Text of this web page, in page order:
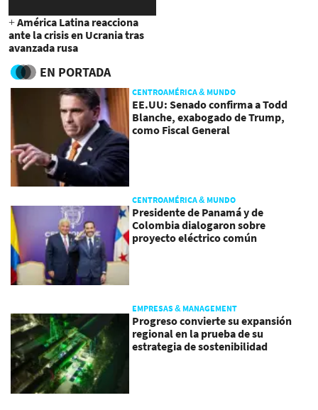
+ América Latina reacciona
ante la crisis en Ucrania tras
avanzada rusa
EN PORTADA
CENTROAMÉRICA & MUNDO
EE.UU: Senado confirma a Todd
Blanche, exabogado de Trump,
como Fiscal General
CENTROAMÉRICA & MUNDO
Presidente de Panamá y de
Colombia dialogaron sobre
proyecto eléctrico común
EMPRESAS & MANAGEMENT
Progreso convierte su expansión
regional en la prueba de su
estrategia de sostenibilidad